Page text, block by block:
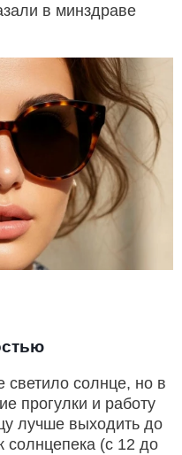
в минздраве
светило солнце, но в
прогулки и работу
лучше выходить до
солнцепека (с 12 до